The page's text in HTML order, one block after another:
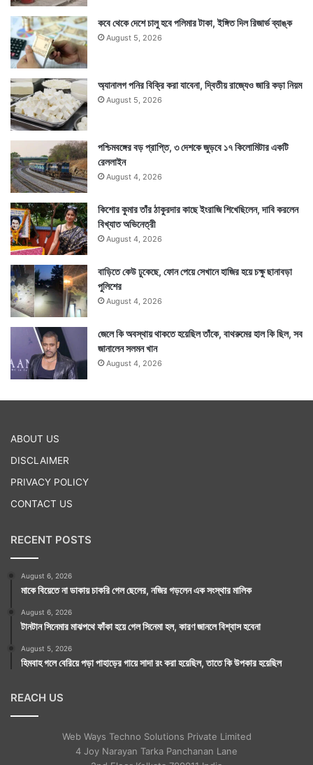
কবে থেকে দেশে চালু হবে পলিমার টাকা, ইঙ্গিত দিল রিজার্ভ ব্যাঙ্ক
August 5, 2026
অ্যানালগ পনির বিক্রি করা যাবেনা, দ্বিতীয় রাজ্যেও জারি কড়া নিয়ম
August 5, 2026
পশ্চিমবঙ্গের বড় প্রাপ্তি, ৩ দেশকে জুড়বে ১৭ কিলোমিটার একটি
রেললাইন
August 4, 2026
কিশোর কুমার তাঁর ঠাকুরদার কাছে ইংরাজি শিখেছিলেন, দাবি করলেন
বিখ্যাত অভিনেত্রী
August 4, 2026
বাড়িতে কেউ ঢুকেছে, ফোন পেয়ে সেখানে হাজির হয়ে চক্ষু ছানাবড়া
পুলিশের
August 4, 2026
জেলে কি অবস্থায় থাকতে হয়েছিল তাঁকে, বাথরুমের হাল কি ছিল, সব
জানালেন সলমন খান
August 4, 2026
ABOUT US
DISCLAIMER
PRIVACY POLICY
CONTACT US
RECENT POSTS
August 6, 2026
মাকে বিয়েতে না ডাকায় চাকরি গেল ছেলের, নজির গড়লেন এক সংস্থার মালিক
August 6, 2026
টানটান সিনেমার মাঝপথে ফাঁকা হয়ে গেল সিনেমা হল, কারণ জানলে বিশ্বাস হবেনা
August 5, 2026
হিমবাহ গলে বেরিয়ে পড়া পাহাড়ের গায়ে সাদা রং করা হয়েছিল, তাতে কি উপকার হয়েছিল
REACH US
Web Ways Techno Solutions Private Limited
4 Joy Narayan Tarka Panchanan Lane